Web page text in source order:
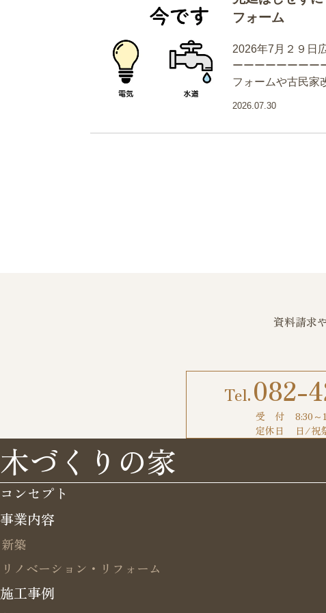
フォーム
2026年7月２９日
ーーーーーーーー
フォームや古民家
2026.07.30
資料請求
082-
受 付
8:30～
定休日
日/祝
木づくりの家
コンセプト
事業内容
新築
リノベーション・リフォーム
施工事例